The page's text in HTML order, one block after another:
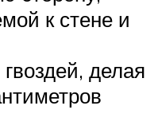
к стене и
делая